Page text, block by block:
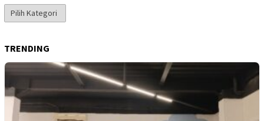
Kategori
Berita
TRENDING